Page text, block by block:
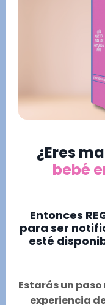
¿Eres
bebé
Entonces
para ser
esté
Estarás un
experiencia